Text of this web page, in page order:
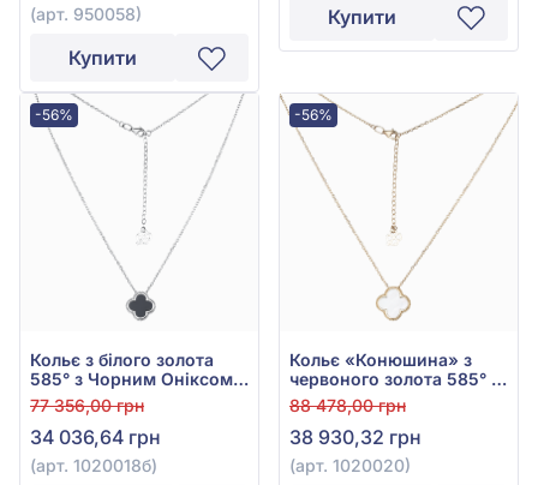
(арт. 950058)
Купити
Купити
-56%
Кольє з білого золота
585° з Чорним Оніксом,
арт. 1020018б
77 356,00 грн
34 036,64 грн
(арт. 1020018б)
-56%
Кольє «Конюшина» з
червоного золота 585° з
перламутром, арт.
1020020
88 478,00 грн
38 930,32 грн
(арт. 1020020)